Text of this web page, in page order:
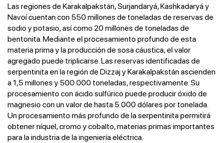
Las regiones de Karakalpakstán, Surjandaryá, Kashkadaryá y
Navoí cuentan con 550 millones de toneladas de reservas de
sodio y potasio, así como 20 millones de toneladas de
bentonita. Mediante el procesamiento profundo de esta
materia prima y la producción de sosa cáustica, el valor
agregado puede triplicarse. Las reservas identificadas de
serpentinita en la región de Dizzaj y Karakalpakstán ascienden
a 1,5 millones y 500.000 toneladas, respectivamente. Su
procesamiento con ácido sulfúrico puede producir óxido de
magnesio con un valor de hasta 5.000 dólares por tonelada.
Un procesamiento más profundo de la serpentinita permitirá
obtener níquel, cromo y cobalto, materias primas importantes
para la industria de la ingeniería eléctrica.